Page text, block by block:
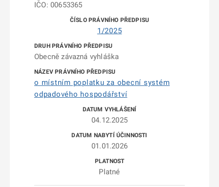
IČO: 00653365
1/2025
Obecně závazná vyhláška
o místním poplatku za obecní systém
odpadového hospodářství
04.12.2025
01.01.2026
Platné